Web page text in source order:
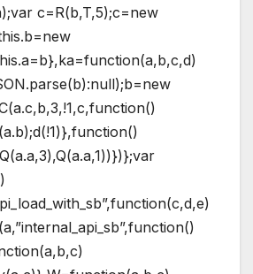
c=R(b,T,5);c=new